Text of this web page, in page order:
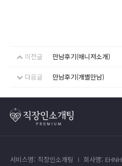
이전글 만남후기(매니저소개)
다음글 만남후기(개별만남)
서비스명: 직장인소개팅 회사명: EHNH